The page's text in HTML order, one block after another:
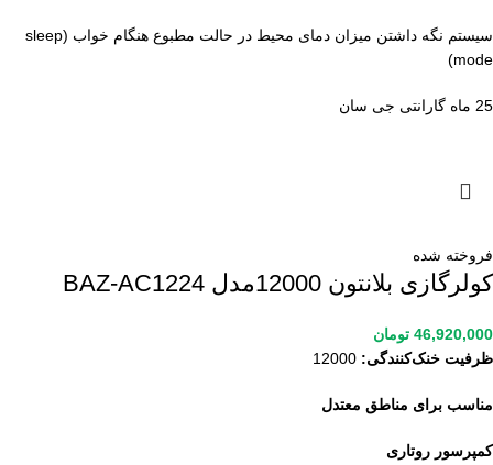
سیستم نگه داشتن میزان دمای محیط در حالت مطبوع هنگام خواب (sleep
mode)
25 ماه گارانتی جی سان
فروخته شده
کولرگازی بلانتون 12000مدل BAZ-AC1224
46,920,000 تومان
ظرفیت خنک‌کنندگی:
مناسب برای مناطق معتدل
کمپرسور روتاری